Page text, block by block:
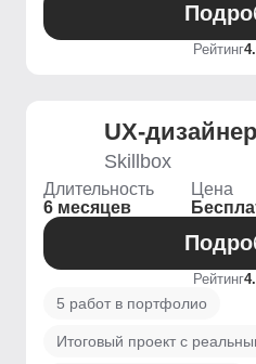
Рейтинг
UX-
Skillbox
Длительность
6 месяцев
Цена
Рейтинг
5 работ в портфолио
Итоговый проект с